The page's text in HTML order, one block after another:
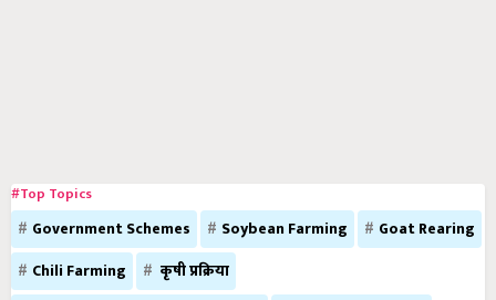
#Top Topics
Government Schemes Soybean Farming
Goat Rearing
Chili Farming
कृषी प्रक्रिया